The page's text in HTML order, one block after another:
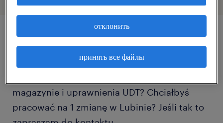
описание должности
magazynie i uprawnienia UDT? Chciałbyś
pracować na 1 zmianę w Lubinie? Jeśli tak to
принять все файлы
отклонить